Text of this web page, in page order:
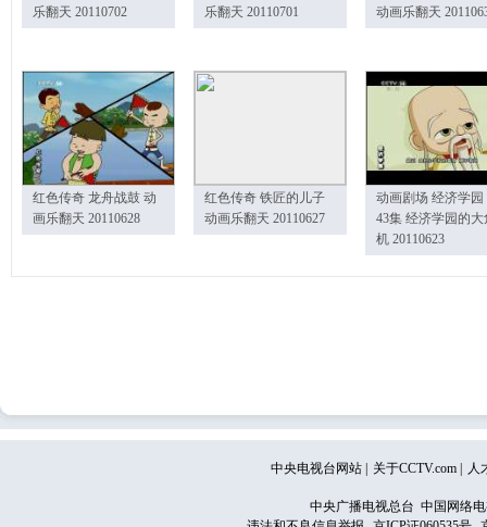
乐翻天 20110702
乐翻天 20110701
动画乐翻天
红色传奇 龙舟战鼓 动
画乐翻天 20110628
红色传奇 铁匠的儿子
动画乐翻天 20110627
动画剧场 经济学园
43集 经济学园的大
机 20110623
中央电视台网站 关于CCTV.com 人
中央广播电视总台 中国网络